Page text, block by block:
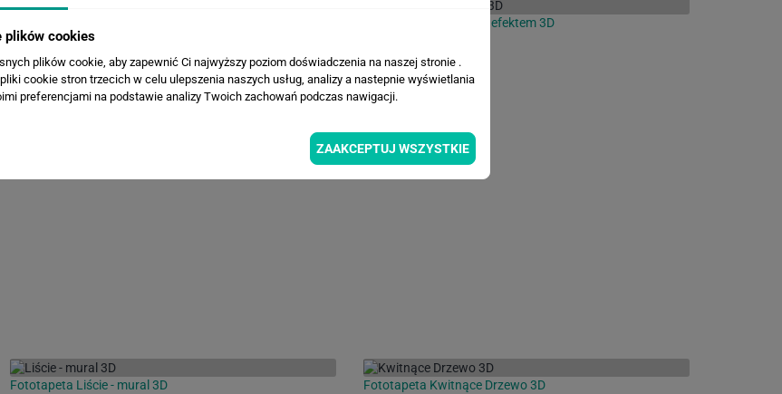
Fototapeta Paprocie z efektem 3D
Fototapeta Liście - mural 3D Fototapeta Kwitnące Drzewo 3D
plików cookies
plików cookie, aby zapewnić Ci najwyższy poziom doświadczenia na naszej stronie .
cookie stron trzecich w celu ulepszenia naszych usług, analizy a nastepnie wyświetlania
preferencjami na podstawie analizy Twoich zachowań podczas nawigacji.
ZAAKCEPTUJ WSZYSTKIE